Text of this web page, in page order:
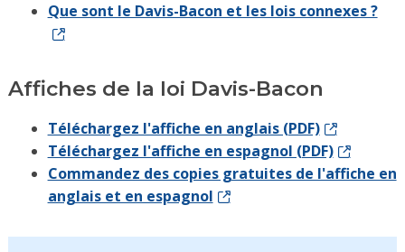
Que sont le Davis-Bacon et les lois connexes ?
Affiches de la loi Davis-Bacon
Téléchargez l'affiche en anglais (PDF)
Téléchargez l'affiche en espagnol (PDF)
Commandez des copies gratuites de l'affiche en
anglais et en espagnol